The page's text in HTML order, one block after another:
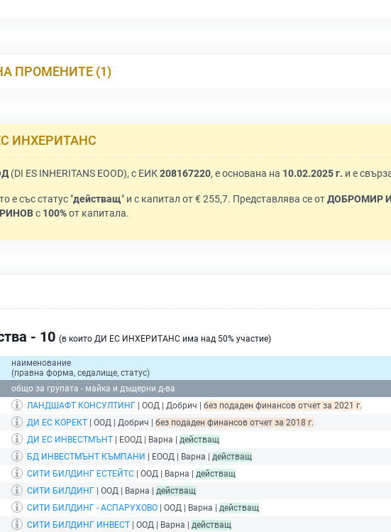
ПРОМЕНИТЕ (1)
ИНХЕРИТАНС
(DI ES INHERITANS EOOD), с ЕИК208167220, е основана на 10.02.2025 г. и е
е със статус "действащ" и с капитал от € 255,7. Представлява се отДОБРОМИР
с 100%от капитала.
- 10 (в които ДИ ЕС ИНХЕРИТАНС има над 50% участие)
наименование
(правна форма, седалище, статус)
общо за групата - майка и дъщерни д-ва
ЛАНДШАФТ КОНСУЛТИНГ | ООД | Добрич | без подаден финансов отчет за 2021 г.
ДИ ЕС КОРЕКТ | ООД | Добрич | без подаден финансов отчет за 2018 г.
ДИ ЕС ИНВЕСТМЪНТ | ЕООД | Варна | действащ
БД ИНВЕСТМЪНТ КЪМПАНИ | ЕООД | Варна | действащ
СИТИ БИЛДИНГ ЕСТЕЙТС | ООД | Варна | действащ
СИТИ БИЛДИНГ | ООД | Варна | действащ
СИТИ БИЛДИНГ - АСПАРУХОВО | ООД | Варна | действащ
СИТИ БИЛДИНГ ИНВЕСТ | ООД | Варна | действащ